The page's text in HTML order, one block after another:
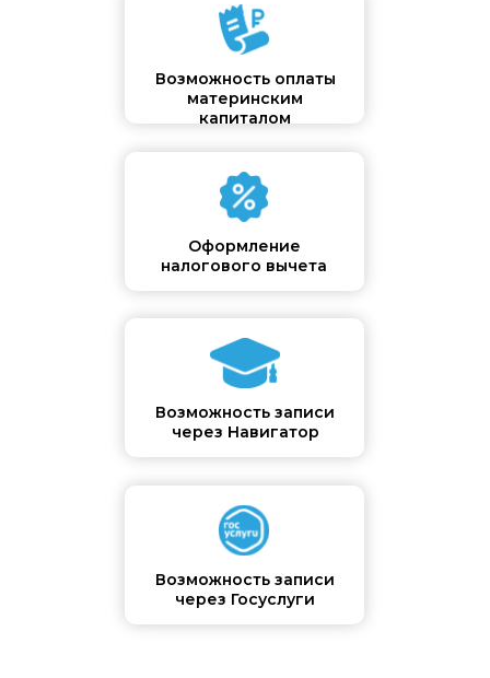
Возможность оплаты
материнским
капиталом
Оформление
налогового вычета
Возможность записи
через Навигатор
Возможность записи
через Госуслуги